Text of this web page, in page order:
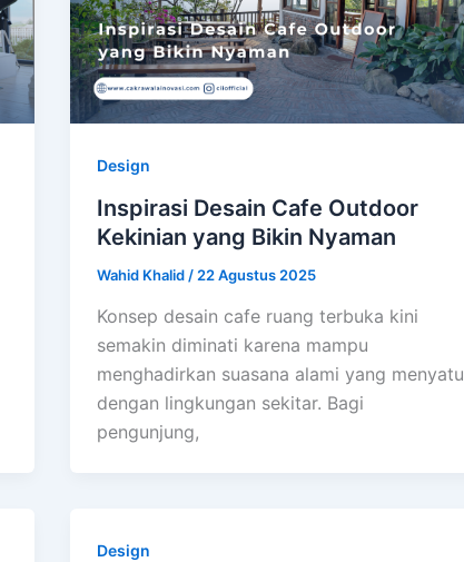
Design
Inspirasi Desain Cafe Outdoor
Kekinian yang Bikin Nyaman
Wahid Khalid / 22 Agustus 2025
Konsep desain cafe ruang terbuka kini
semakin diminati karena mampu
menghadirkan suasana alami yang menyatu
dengan lingkungan sekitar. Bagi
pengunjung,
Design